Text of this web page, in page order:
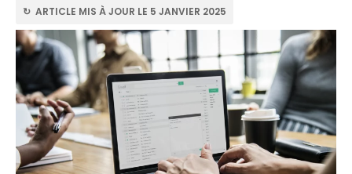
↻ ARTICLE MIS À JOUR LE 5 JANVIER 2025